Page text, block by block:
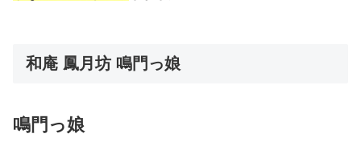
和庵 鳳月坊 鳴門っ娘
鳴門っ娘